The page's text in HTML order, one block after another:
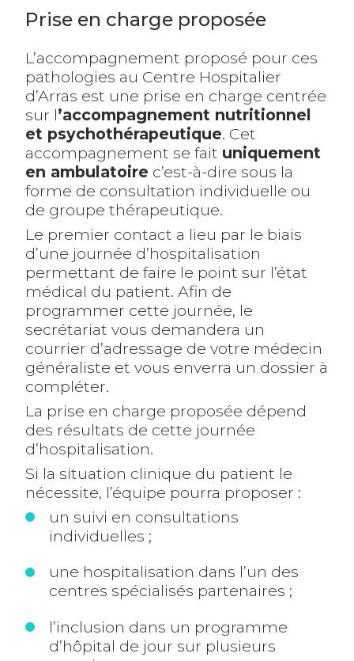
Prise en charge proposée
L’accompagnement proposé pour ces
pathologies au Centre Hospitalier
d’Arras est une prise en charge centrée
sur l’accompagnement nutritionnel
et psychothérapeutique. Cet
accompagnement se fait uniquement
en ambulatoire c’est-à-dire sous la
forme de consultation individuelle ou
de groupe thérapeutique.
Le premier contact a lieu par le biais
d’une journée d’hospitalisation
permettant de faire le point sur l’état
médical du patient. Afin de
programmer cette journée, le
secrétariat vous demandera un
courrier d’adressage de votre médecin
généraliste et vous enverra un dossier à
compléter.
La prise en charge proposée dépend
des résultats de cette journée
d’hospitalisation.
Si la situation clinique du patient le
nécessite, l’équipe pourra proposer :
un suivi en consultations
individuelles ;
une hospitalisation dans l’un des
centres spécialisés partenaires ;
l’inclusion dans un programme
d’hôpital de jour sur plusieurs